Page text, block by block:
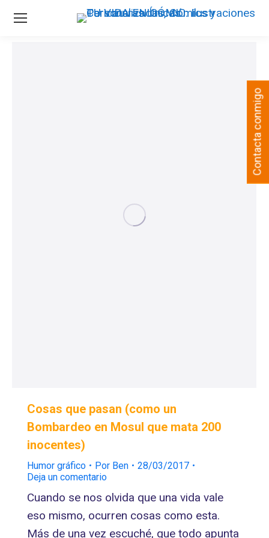
Cosas que pasan (como un
Bombardeo en Mosul que mata 200
inocentes)
Humor gráfico Por Ben
28/03/2017
Deja un comentario
Cuando se nos olvida que una vida vale
eso mismo, ocurren cosas como esta.
Más de una vez escuché, que todo apunta
Contacta conmigo